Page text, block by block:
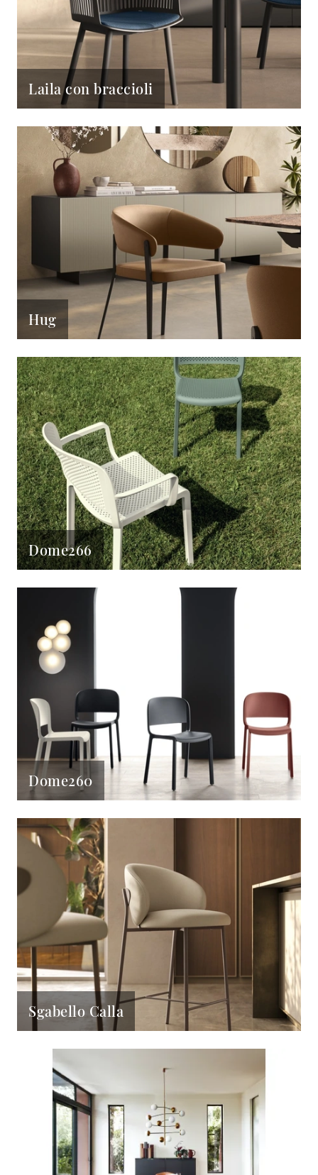
Laila con braccioli
Hug
Dome266
Dome260
Sgabello Calla